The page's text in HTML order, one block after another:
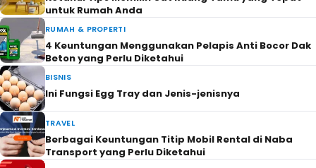
untuk Rumah Anda
RUMAH & PROPERTI
4 Keuntungan Menggunakan Pelapis Anti Bocor Dak
Beton yang Perlu Diketahui
BISNIS
Ini Fungsi Egg Tray dan Jenis-jenisnya
TRAVEL
Berbagai Keuntungan Titip Mobil Rental di Naba
Transport yang Perlu Diketahui